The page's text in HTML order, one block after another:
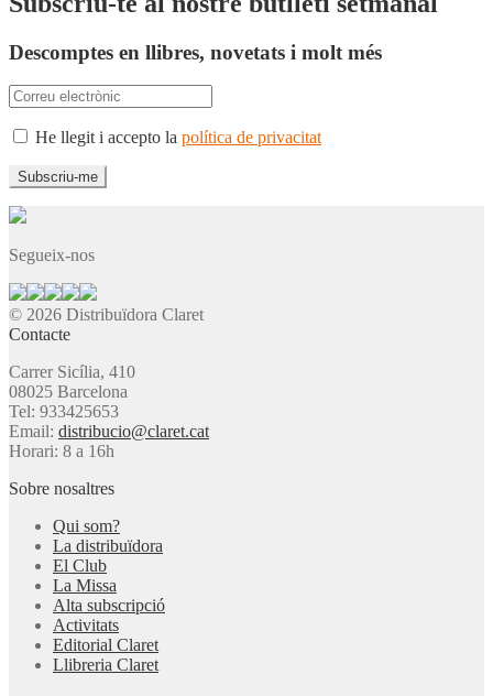
Descomptes en llibres, novetats i molt més
He llegit i accepto la política de privacitat
Segueix-nos
© 2026 Distribuïdora Claret
Contacte
Carrer Sicília, 410
08025 Barcelona
Tel: 933425653
Email: distribucio@claret.cat
Horari: 8 a 16h
Sobre nosaltres
Qui som?
La distribuïdora
El Club
La Missa
Alta subscripció
Activitats
Editorial Claret
Llibreria Claret